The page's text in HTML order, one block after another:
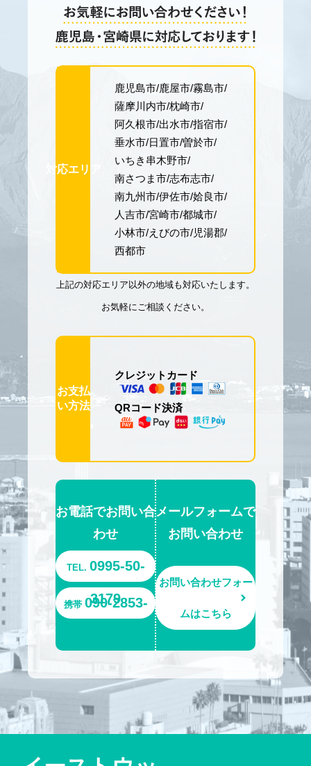
対応エリア
鹿児島市 鹿屋市 霧島市
薩摩川内市 枕崎市
阿久根市 出水市 指宿市
垂水市 日置市 曽於市
いちき串木野市
南さつま市 志布志市
南九州市 伊佐市 姶良市
人吉市 宮崎市 都城市
小林市 えびの市 児湯郡
西都市
上記の対応エリア以外の地域も対応いたします。
お気軽にご相談ください。
お支払
い方法
クレジットカード
QRコード決済
お電話でお問い合
わせ
TEL. 0995-50-
3179
携帯 090-2853-
メールフォームで
お問い合わせ
お問い合わせフォー
ムはこちら